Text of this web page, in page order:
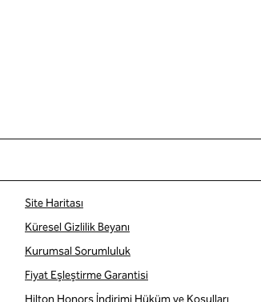
Site Haritası
Küresel Gizlilik Beyanı
Kurumsal Sorumluluk
Fiyat Eşleştirme Garantisi
Hilton Honors İndirimi Hüküm ve Koşulları